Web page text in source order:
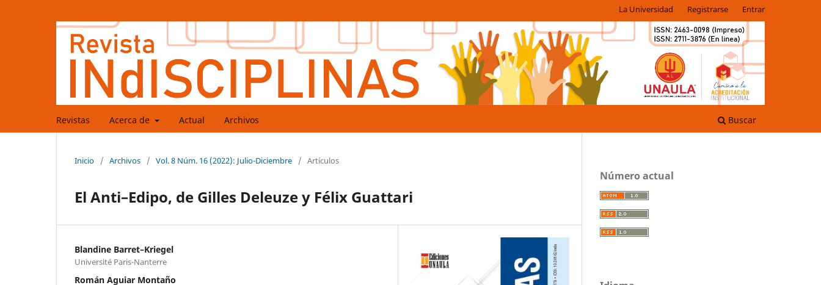
Revistas Acerca de Actual Archivos Buscar
La Universidad Registrarse Entrar
Inicio / Archivos / Vol. 8 Núm. 16 (2022): Julio-Diciembre / Artículos
El Anti–Edipo, de Gilles Deleuze y Félix Guattari
Blandine Barret–Kriegel
Université Paris-Nanterre
Román Aguiar Montaño
Número actual